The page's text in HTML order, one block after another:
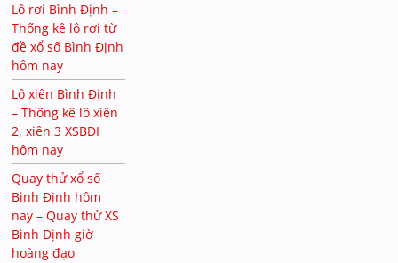
Lô rơi Bình Định –
Thống kê lô rơi từ
đề xổ số Bình Định
hôm nay
Lô xiên Bình Định
– Thống kê lô xiên
2, xiên 3 XSBDI
hôm nay
Quay thử xổ số
Bình Định hôm
nay – Quay thử XS
Bình Định giờ
hoàng đạo